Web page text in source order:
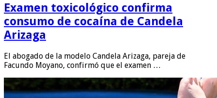
Examen toxicológico confirma
consumo de cocaína de Candela
Arizaga
El abogado de la modelo Candela Arizaga, pareja de
Facundo Moyano, confirmó que el examen …